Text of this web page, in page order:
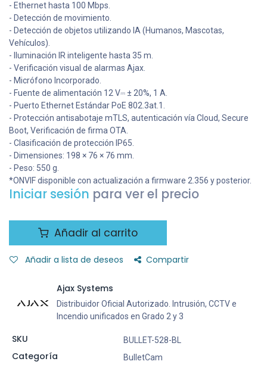
- Ethernet hasta 100 Mbps.
- Detección de movimiento.
- Detección de objetos utilizando IA (Humanos, Mascotas,
Vehículos).
- Iluminación IR inteligente hasta 35 m.
- Verificación visual de alarmas Ajax.
- Micrófono Incorporado.
- Fuente de alimentación 12 V⎓ ± 20%, 1 А.
- Puerto Ethernet Estándar PoE 802.3at.1.
- Protección antisabotaje mTLS, autenticación vía Cloud, Secure
Boot, Verificación de firma OTA.
- Clasificación de protección IP65.
- Dimensiones: 198 × 76 × 76 mm.
- Peso: 550 g.
*ONVIF disponible con actualización a firmware 2.356 y posterior.
Iniciar sesión para ver el precio
Añadir al carrito
Añadir a lista de deseos Compartir
Ajax Systems
Distribuidor Oficial Autorizado. Intrusión, CCTV e
Incendio unificados en Grado 2 y 3
SKU BULLET-528-BL
Categoría BulletCam